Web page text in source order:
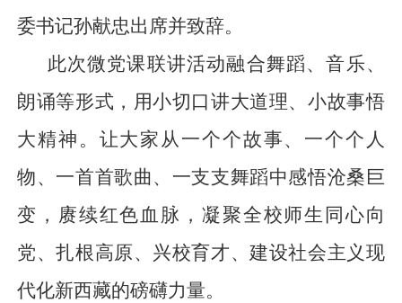
委书记孙献忠出席并致辞。
此次微党课联讲活动融合舞蹈、音乐、
朗诵等形式，用小切口讲大道理、小故事悟
大精神。让大家从一个个故事、一个个人
物、一首首歌曲、一支支舞蹈中感悟沧桑巨
变，赓续红色血脉，凝聚全校师生同心向
党、扎根高原、兴校育才、建设社会主义现
代化新西藏的磅礴力量。